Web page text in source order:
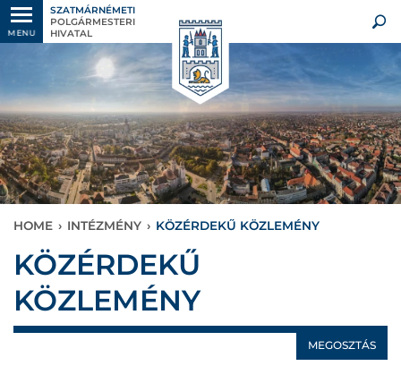
MENU
SZATMÁRNÉMETI
POLGÁRMESTERI
HIVATAL
HOME › INTÉZMÉNY › KÖZÉRDEKŰ KÖZLEMÉNY
KÖZÉRDEKŰ
KÖZLEMÉNY
MEGOSZTÁS